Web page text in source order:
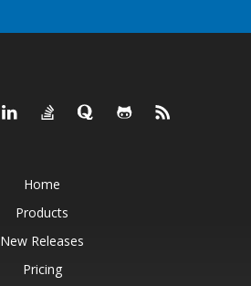
Home
Products
New Releases
Pricing